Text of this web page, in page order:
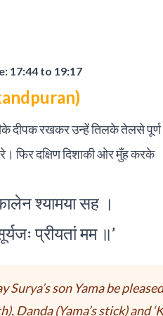
17:44 to 19:17
दीपक रखकर उन्हें तिलके तेलसे
फिर दक्षिण दिशाकी ओर मुँह करके
श्यामया सह ।
प्रीयतां मम ॥’
Surya’s son Yama be
Danda (Yama’s stick) and